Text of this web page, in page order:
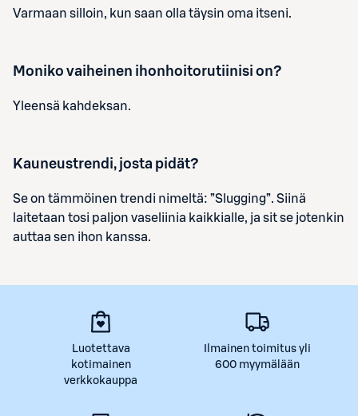
Varmaan silloin, kun saan olla täysin oma itseni.
Moniko vaiheinen ihonhoitorutiinisi on?
Yleensä kahdeksan.
Kauneustrendi, josta pidät?
Se on tämmöinen trendi nimeltä: ”Slugging”. Siinä
laitetaan tosi paljon vaseliinia kaikkialle, ja sit se jotenkin
auttaa sen ihon kanssa.
Luotettava
kotimainen
verkkokauppa
Ilmainen toimitus yli
600 myymälään